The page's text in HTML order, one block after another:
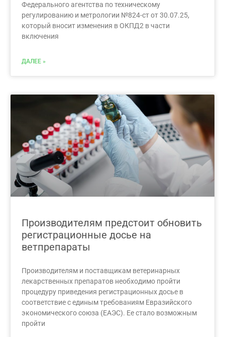
Федерального агентства по техническому
регулированию и метрологии №824-ст от 30.07.25,
который вносит изменения в ОКПД2 в части
включения
ДАЛЕЕ »
Производителям предстоит обновить
регистрационные досье на
ветпрепараты
Производителям и поставщикам ветеринарных
лекарственных препаратов необходимо пройти
процедуру приведения регистрационных досье в
соответствие с единым требованиям Евразийского
экономического союза (ЕАЭС). Ее стало возможным
пройти